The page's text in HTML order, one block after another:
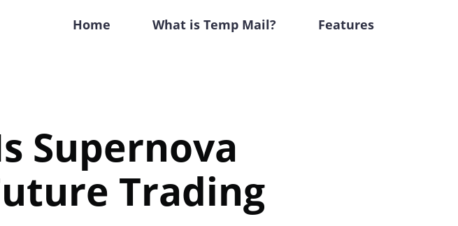
Home What is Temp Mail? Features
Supernova
Trading